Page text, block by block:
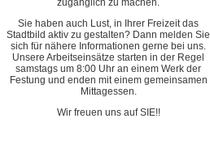
zugänglich zu machen.
Sie haben auch Lust, in Ihrer Freizeit das
Stadtbild aktiv zu gestalten? Dann melden Sie
sich für nähere Informationen gerne bei uns.
Unsere Arbeitseinsätze starten in der Regel
samstags um 8:00 Uhr an einem Werk der
Festung und enden mit einem gemeinsamen
Mittagessen.
Wir freuen uns auf SIE!!